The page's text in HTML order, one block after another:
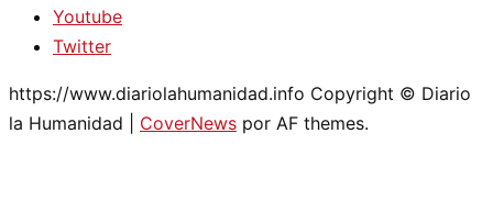
Youtube
Twitter
https://www.diariolahumanidad.info Copyright © Diario
la Humanidad
CoverNews por AF themes.